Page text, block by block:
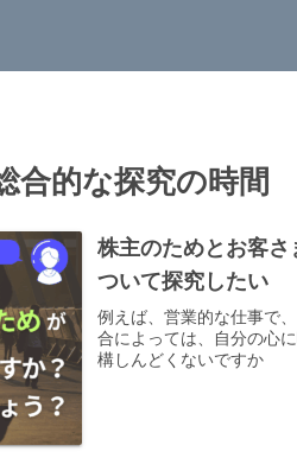
合的な探究の時間
株主のためとお客
ついて探究したい
例えば、営業的な仕事で
合によっては、自分の心
構しんどくないですか